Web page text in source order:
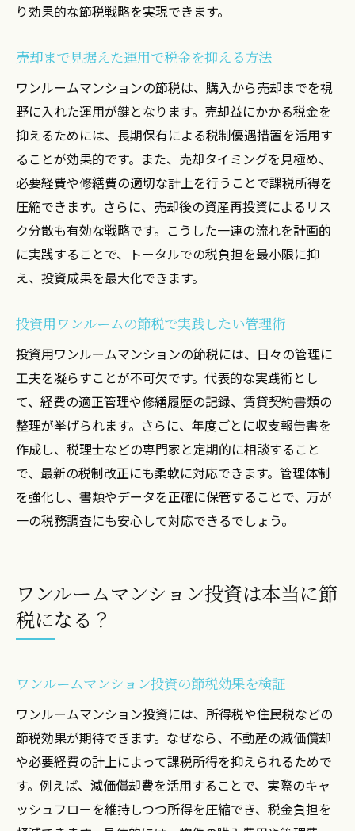
り効果的な節税戦略を実現できます。
売却まで見据えた運用で税金を抑える方法
ワンルームマンションの節税は、購入から売却までを視
野に入れた運用が鍵となります。売却益にかかる税金を
抑えるためには、長期保有による税制優遇措置を活用す
ることが効果的です。また、売却タイミングを見極め、
必要経費や修繕費の適切な計上を行うことで課税所得を
圧縮できます。さらに、売却後の資産再投資によるリス
ク分散も有効な戦略です。こうした一連の流れを計画的
に実践することで、トータルでの税負担を最小限に抑
え、投資成果を最大化できます。
投資用ワンルームの節税で実践したい管理術
投資用ワンルームマンションの節税には、日々の管理に
工夫を凝らすことが不可欠です。代表的な実践術とし
て、経費の適正管理や修繕履歴の記録、賃貸契約書類の
整理が挙げられます。さらに、年度ごとに収支報告書を
作成し、税理士などの専門家と定期的に相談すること
で、最新の税制改正にも柔軟に対応できます。管理体制
を強化し、書類やデータを正確に保管することで、万が
一の税務調査にも安心して対応できるでしょう。
ワンルームマンション投資は本当に節
税になる？
ワンルームマンション投資の節税効果を検証
ワンルームマンション投資には、所得税や住民税などの
節税効果が期待できます。なぜなら、不動産の減価償却
や必要経費の計上によって課税所得を抑えられるためで
す。例えば、減価償却費を活用することで、実際のキャ
ッシュフローを維持しつつ所得を圧縮でき、税金負担を